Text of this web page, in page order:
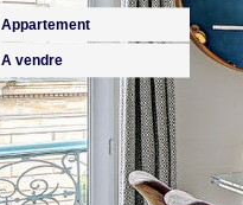
Appartement
A vendre